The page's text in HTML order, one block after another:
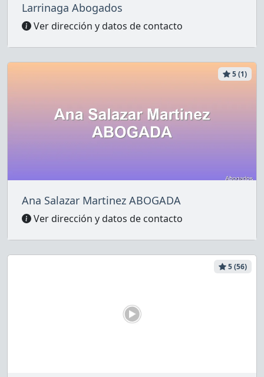
Larrinaga Abogados
Ver dirección y datos de contacto
5 (1)
Ana Salazar Martinez ABOGADA
Ver dirección y datos de contacto
5 (56)